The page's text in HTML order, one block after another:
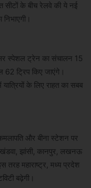
सीटों के बीच रेलवे की ये नई
स्पेशल ट्रेन का संचालन 15
ट्रिप किए जाएंगे।
के लिए राहत का सबब
और बीना स्टेशन पर
झांसी, कानपुर, लखनऊ
तरह महाराष्ट्र, मध्य प्रदेश
बढ़ेगी।